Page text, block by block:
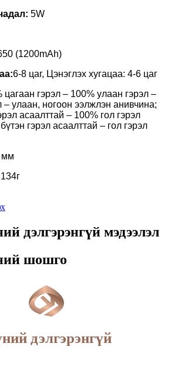
5W
(1200mAh)
6-8 цаг, Цэнэглэх хугацаа: 4-6 цаг
цагаан гэрэл – 100% улаан гэрэл –
– улаан, ногоон ээлжлэн анивчина;
асаалттай – 100% гол гэрэл
гэрэл асаалттай – гол гэрэл
мм
дэлгэрэнгүй мэдээлэл
шошго
дэлгэрэнгүй